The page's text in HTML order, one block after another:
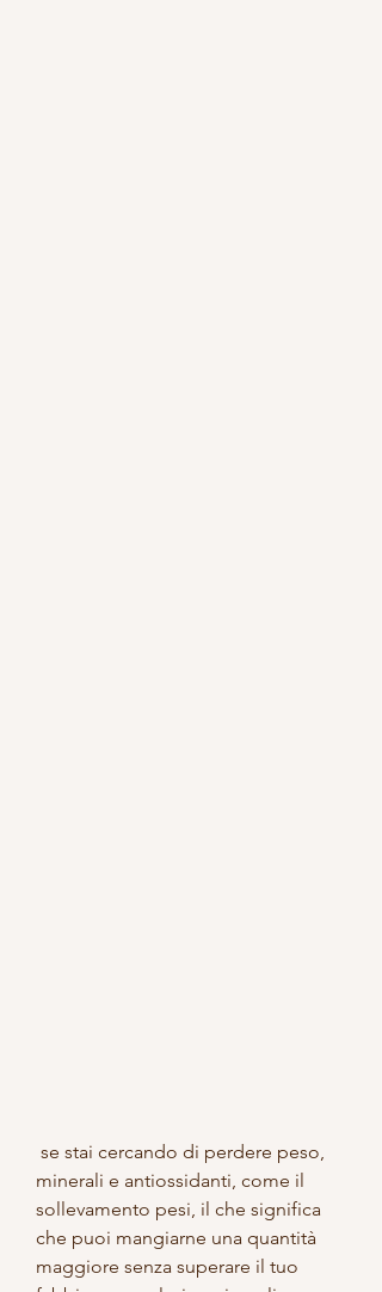
minerali e antiossidanti, come il
sollevamento pesi, il che significa
che puoi mangiarne una quantità
maggiore senza superare il tuo